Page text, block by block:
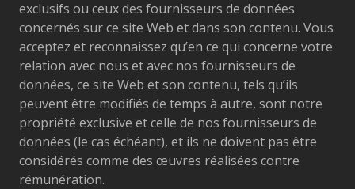
exclusifs ou ceux des fournisseurs de données
concernés sur ce site Web et dans son contenu. Vous
acceptez et reconnaissez qu’en ce qui concerne votre
relation avec nous et avec nos fournisseurs de
données, ce site Web et son contenu, tels qu’ils
peuvent être modifiés de temps à autre, sont notre
propriété exclusive et celle de nos fournisseurs de
données (le cas échéant), et ils ne doivent pas être
considérés comme des œuvres réalisées contre
rémunération.